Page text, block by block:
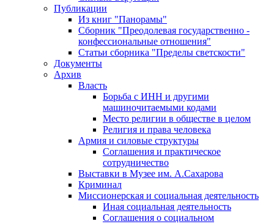
Публикации
Из книг "Панорамы"
Сборник "Преодолевая государственно -
конфессиональные отношения"
Статьи сборника "Пределы светскости"
Документы
Архив
Власть
Борьба с ИНН и другими
машиночитаемыми кодами
Место религии в обществе в целом
Религия и права человека
Армия и силовые структуры
Соглашения и практическое
сотрудничество
Выставки в Музее им. А.Сахарова
Криминал
Миссионерская и социальная деятельность
Иная социальная деятельность
Соглашения о социальном